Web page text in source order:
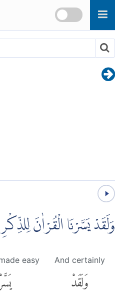
وَلَقَدْ يَسَّرْنَا الْقُرْاٰنَ
And certainly
وَلَقَدْ
easy